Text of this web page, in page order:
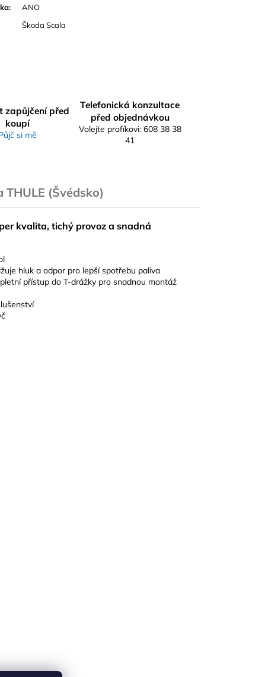
:
ANO
Škoda Scala
zapůjčení před
koupí
si mě
Telefonická konzultace
před objednávkou
Volejte profíkovi: 608 38 38
41
THULE (Švédsko)
kvalita, tichý provoz a snadná
hluk a odpor pro lepší spotřebu paliva
přístup do T-drážky pro snadnou montáž